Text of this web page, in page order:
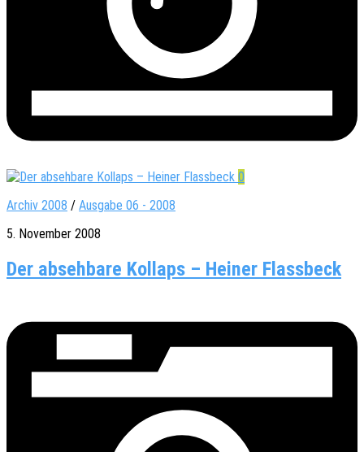
0
Archiv 2008 / Ausgabe 06 - 2008
5. November 2008
Der absehbare Kollaps – Heiner Flassbeck